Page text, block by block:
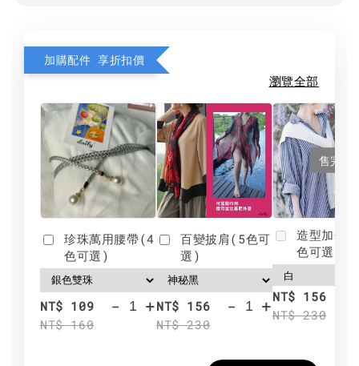
加購配件 享折扣價
瀏覽全部
珍珠萬用腰帶(4
色可選)
NT$ 109
NT$ 160
- +
百變披肩(5色可
選)
NT$ 156
NT$ 230
- +
售完
造型加分
色可選)
NT$ 156
NT$ 230